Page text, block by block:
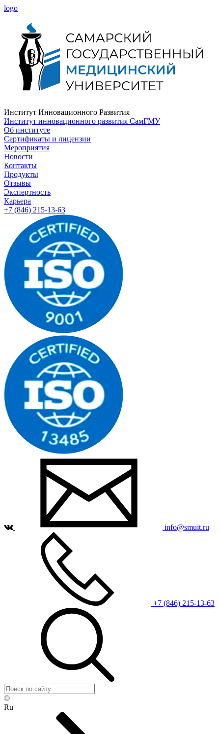
logo
Институт Инновационного Развития
Институт инновационного развития СамГМУ
Об институте
Сертификаты и лицензии
Мероприятия
Новости
Контакты
Продукты
Отзывы
Экспертность
Карьера
+7 (846) 215-13-63
info@smuit.ru
+7 (846) 215-13-63
Ru